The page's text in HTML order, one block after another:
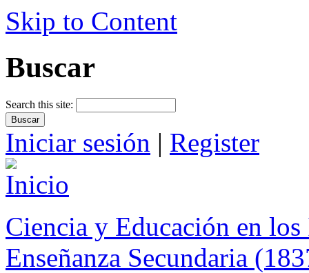
Skip to Content
Buscar
Search this site:
Iniciar sesión | Register
Ciencia y Educación en
Enseñanza Secundaria